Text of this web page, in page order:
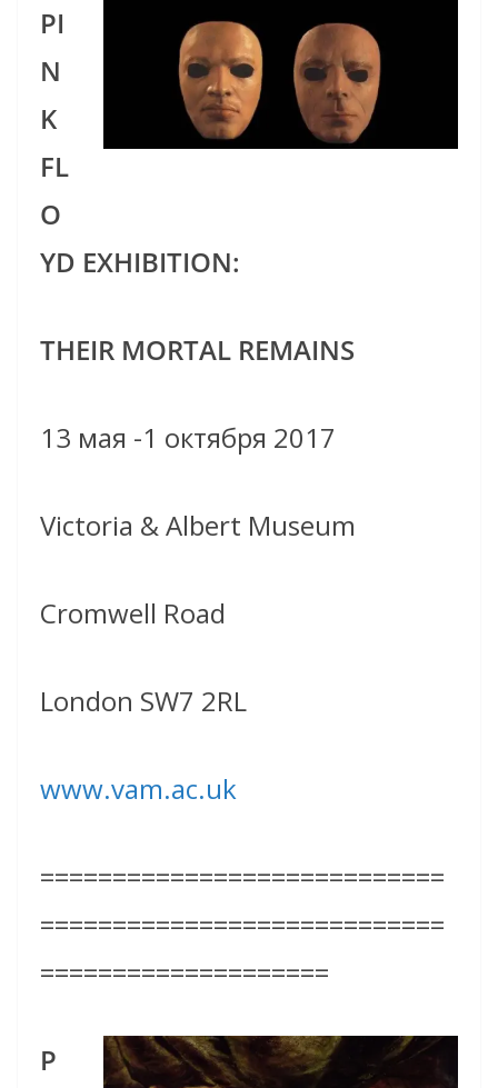
PI
N
K
FL
O
YD EXHIBITION:
THEIR MORTAL REMAINS
13 мая -1 октября 2017
Victoria & Albert Museum
Cromwell Road
London SW7 2RL
www.vam.ac.uk
============================
============================
====================
P